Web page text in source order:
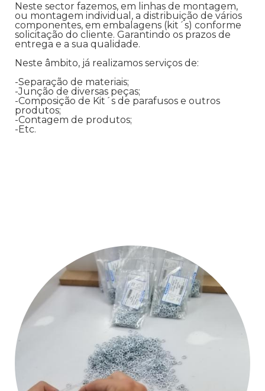
Neste sector fazemos, em linhas de montagem,
ou montagem individual, a distribuição de vários
componentes, em embalagens (kit´s) conforme
solicitação do cliente. Garantindo os prazos de
entrega e a sua qualidade.
Neste âmbito, já realizamos serviços de:
-Separação de materiais;
-Junção de diversas peças;
-Composição de Kit´s de parafusos e outros
produtos;
-Contagem de produtos;
-Etc.